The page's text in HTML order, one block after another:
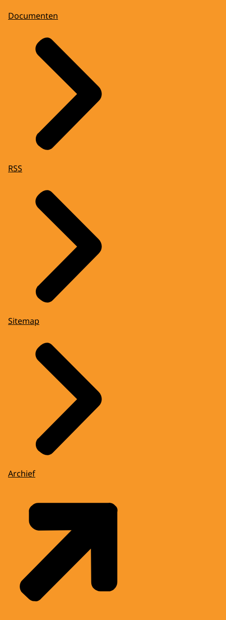
Documenten
RSS
Sitemap
Archief